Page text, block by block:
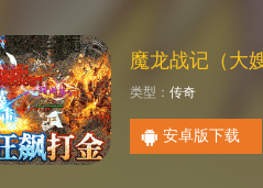
类型： 传奇
安卓版下载